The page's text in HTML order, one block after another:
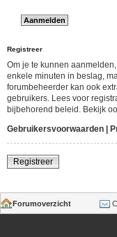
Registreer
Om je te kunnen
enkele minuten in beslag,
forumbeheerder kan ook
gebruikers. Lees voor
bijbehorend beleid. Bekijk
Gebruikersvoorwaarden
Registreer
Forumoverzicht